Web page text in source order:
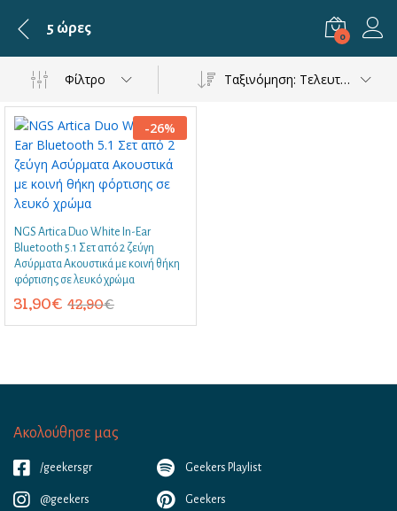
5 ώρες 0
Φίλτρο Ταξινόμηση: Τελευταία
-26%
NGS Artica Duo White In-Ear
Bluetooth 5.1 Σετ από 2 ζεύγη
Ασύρματα Ακουστικά με κοινή θήκη
φόρτισης σε λευκό χρώμα
31,90€ 42,90€
Ακολούθησε μας
/geekersgr
@geekers
Geekers Playlist
Geekers